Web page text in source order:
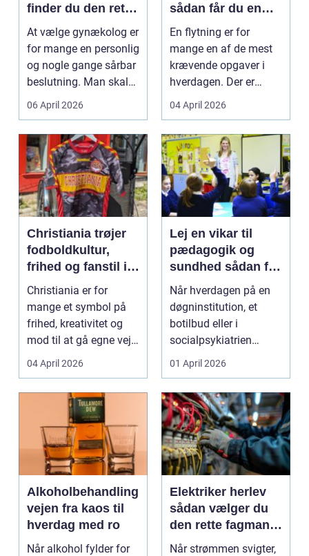
finder du den rette
specialist
At vælge gynækolog er
for mange en personlig
og nogle gange sårbar
beslutning. Man skal
både føle si...
06 April 2026
sådan får du en
tryg og effektiv
flytning
En flytning er for
mange en af de mest
krævende opgaver i
hverdagen. Der er
meget at holde styr på,
04 April 2026
Christiania trøjer
fodboldkultur,
frihed og fanstil i
ét
Christiania er for
mange et symbol på
frihed, kreativitet og
mod til at gå egne veje.
Den samme ånd ...
04 April 2026
Lej en vikar til
pædagogik og
sundhed sådan får
du den rette hjælp
Når hverdagen på en
døgninstitution, et
botilbud eller i
socialpsykiatrien
pludselig ændrer sig,
kan...
01 April 2026
Alkoholbehandling
vejen fra kaos til
hverdag med ro
Når alkohol fylder for
Elektriker herlev
sådan vælger du
den rette fagmand
til dine el-opgaver
Når strømmen svigter,